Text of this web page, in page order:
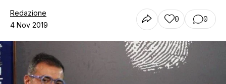
Contatti
Redazione
4 Nov 2019
0 0